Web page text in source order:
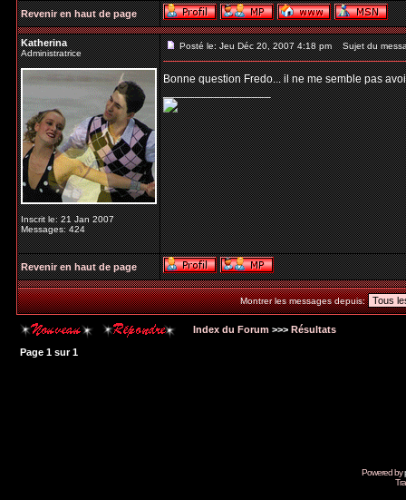
Revenir en haut de page
Katherina
Administratrice
Inscrit le: 21 Jan 2007
Messages: 424
Posté le: Jeu Déc 20, 2007 4:18 pm Sujet du
Bonne question Fredo... il ne me semble pas
_________________
Revenir en haut de page
Montrer les messages depuis:
Index du Forum >>> Résultats
Page 1 sur1
Powered by